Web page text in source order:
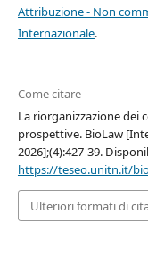
Attribuzione - Non
Internazionale.
Come citare
La riorganizzazione dei
prospettive. BioLaw
2026];(4):427-39.
https://teseo.unitn.it/
Ulteriori formati di